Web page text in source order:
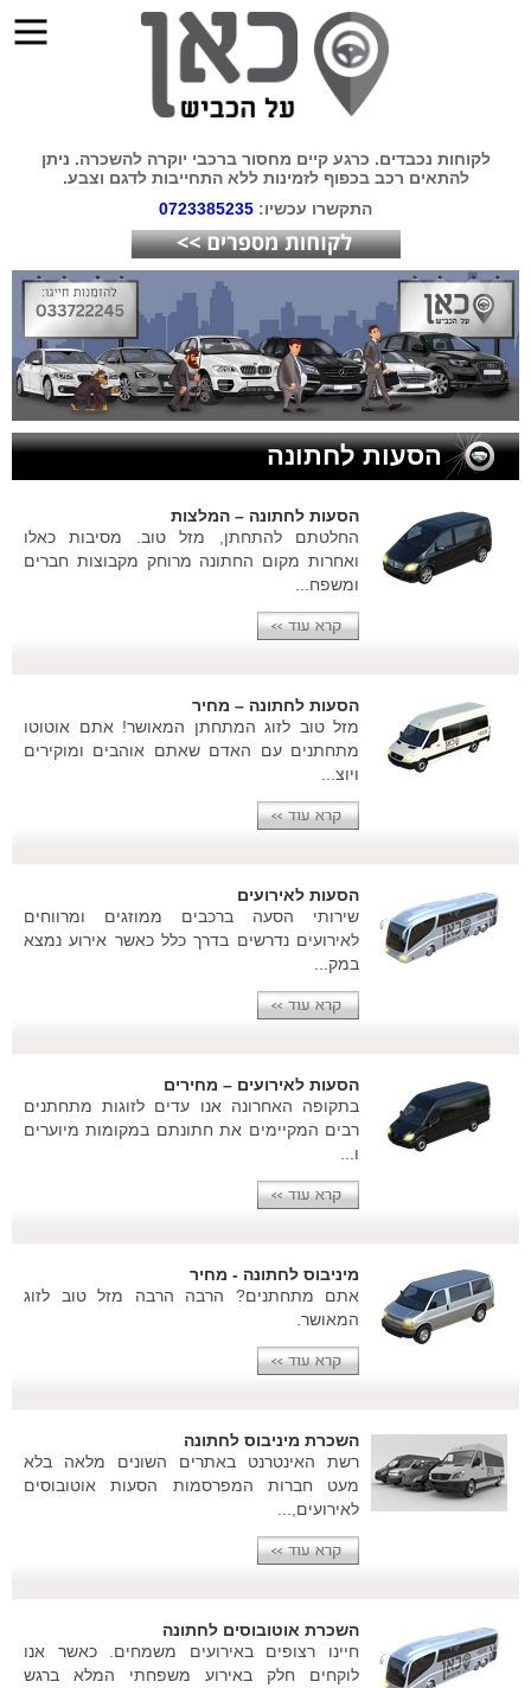
לקוחות נכבדים. כרגע קיים מחסור ברכבי יוקרה להשכרה. ניתן
להתאים רכב בכפוף לזמינות ללא התחייבות לדגם וצבע.
התקשרו עכשיו: 0723385235
הסעות לחתונה
הסעות לחתונה – המלצות
החלטתם להתחתן, מזל טוב. מסיבות כאלו
ואחרות מקום החתונה מרוחק מקבוצות חברים
ומשפח...
הסעות לחתונה – מחיר
מזל טוב לזוג המתחתן המאושר! אתם אוטוטו
מתחתנים עם האדם שאתם אוהבים ומוקירים
ויוצ...
הסעות לאירועים
שירותי הסעה ברכבים ממוזגים ומרווחים
לאירועים נדרשים בדרך כלל כאשר אירוע נמצא
במק...
הסעות לאירועים – מחירים
בתקופה האחרונה אנו עדים לזוגות מתחתנים
רבים המקיימים את חתונתם במקומות מיוערים
ו...
מיניבוס לחתונה - מחיר
אתם מתחתנים? הרבה הרבה מזל טוב לזוג
המאושר.
השכרת מיניבוס לחתונה
רשת האינטרנט באתרים השונים מלאה בלא
מעט חברות המפרסמות הסעות אוטובוסים
לאירועים,...
השכרת אוטובוסים לחתונה
חיינו רצופים באירועים משמחים. כאשר אנו
לוקחים חלק באירוע משפחתי המלא ברגש